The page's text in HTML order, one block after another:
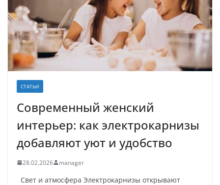
СТАТЬИ
Современный женский
интерьер: как электрокарнизы
добавляют уют и удобство
28.02.2026 manager
Свет и атмосфера Электрокарнизы открывают